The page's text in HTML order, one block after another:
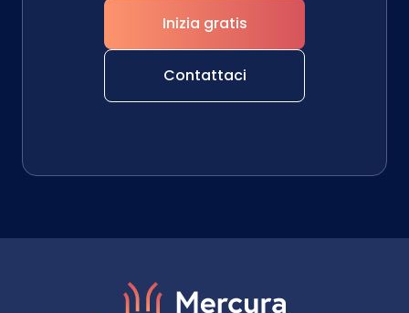
Inizia gratis
Contattaci